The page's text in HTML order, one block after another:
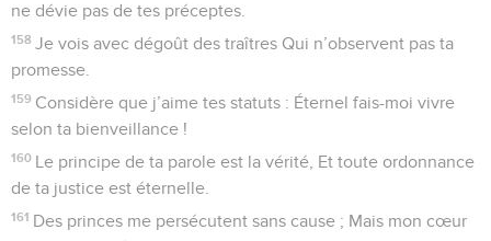
ne dévie pas de tes préceptes.
158 Je vois avec dégoût des traîtres Qui n’observent pas ta
promesse.
159 Considère que j’aime tes statuts : Éternel fais-moi vivre
selon ta bienveillance !
160 Le principe de ta parole est la vérité, Et toute ordonnance
de ta justice est éternelle.
161 Des princes me persécutent sans cause ; Mais mon cœur